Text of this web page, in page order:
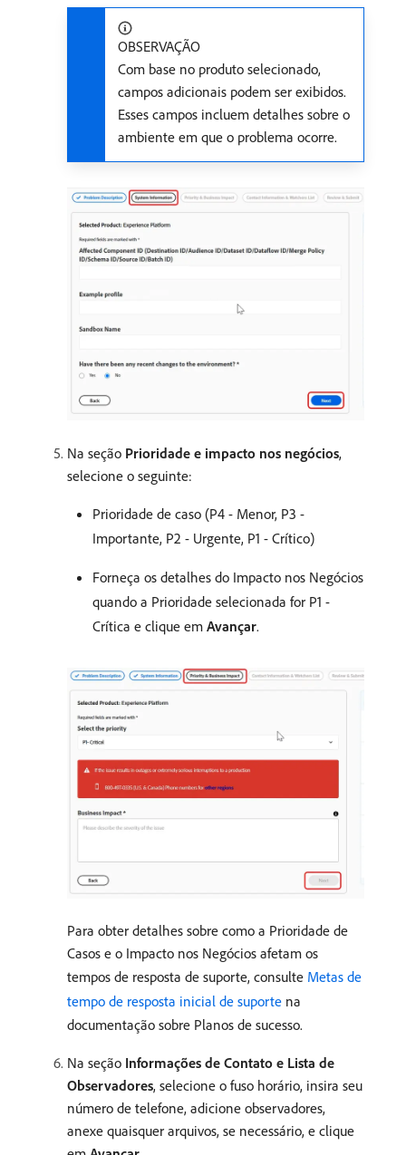
OBSERVAÇÃO
Com base no produto selecionado,
campos adicionais podem ser exibidos.
Esses campos incluem detalhes sobre o
ambiente em que o problema ocorre.
Na seção Prioridade e impacto nos negócios,
selecione o seguinte:
Prioridade de caso (P4 - Menor, P3 -
Importante, P2 - Urgente, P1 - Crítico)
Forneça os detalhes do Impacto nos Negócios
quando a Prioridade selecionada for P1 -
Crítica e clique em Avançar.
Para obter detalhes sobre como a Prioridade de
Casos e o Impacto nos Negócios afetam os
tempos de resposta de suporte, consulte Metas de
tempo de resposta inicial de suporte na
documentação sobre Planos de sucesso.
Na seção Informações de Contato e Lista de
Observadores, selecione o fuso horário, insira seu
número de telefone, adicione observadores,
anexe quaisquer arquivos, se necessário, e clique